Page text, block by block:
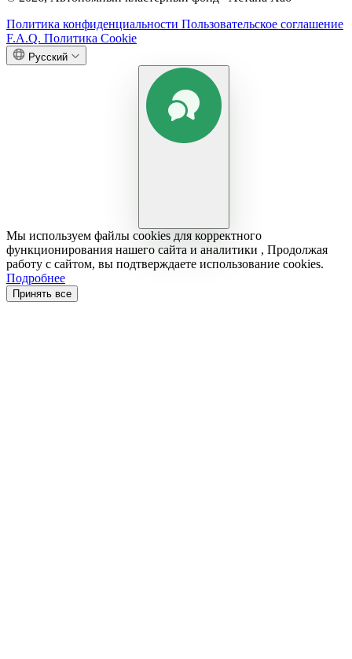
Политика конфиденциальности Пользовательское соглашение
F.A.Q. Политика Cookie
Русский
Мы используем файлы cookies для корректного
функционирования нашего сайта и аналитики , Продолжая
работу с сайтом, вы подтверждаете использование cookies.
Подробнее
Принять все